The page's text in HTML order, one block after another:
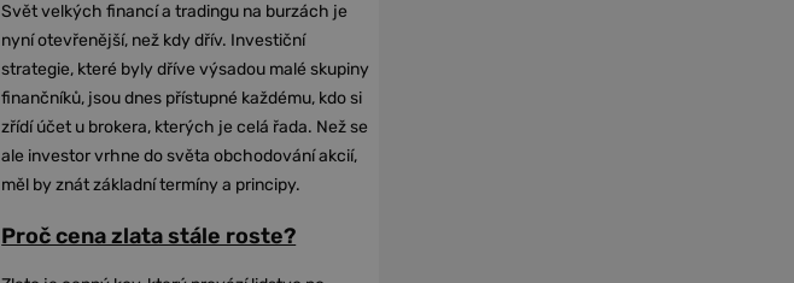
Svět velkých financí a tradingu na burzách je
nyní otevřenější, než kdy dřív. Investiční
strategie, které byly dříve výsadou malé skupiny
finančníků, jsou dnes přístupné každému, kdo si
zřídí účet u brokera, kterých je celá řada. Než se
ale investor vrhne do světa obchodování akcií,
měl by znát základní termíny a principy.
Proč cena zlata stále roste?